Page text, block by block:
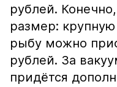
рублей.
размер:
рыбу можно
рублей. За
придётся